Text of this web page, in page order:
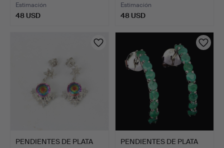
Estimación
48 USD
Estimación
48 USD
PENDIENTES DE PLATA
PENDIENTES DE PLATA